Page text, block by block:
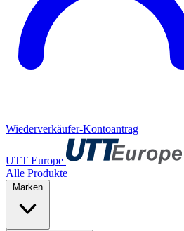
Wiederverkäufer-Kontoantrag
UTT Europe
Alle Produkte
Marken